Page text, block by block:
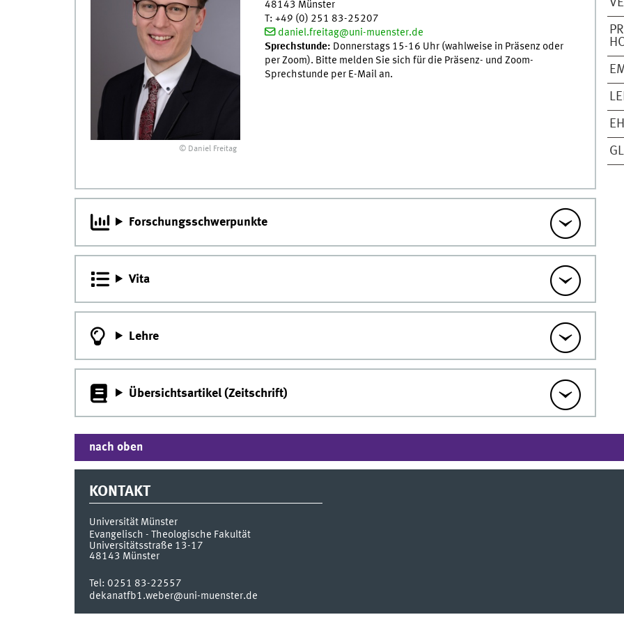
© Daniel Freitag
48143 Münster
T: +49 (0) 251 83-25207
daniel.freitag@uni-muenster.de
Sprechstunde: Donnerstags 15-16 Uhr (wahlweise in Präsenz oder
per Zoom). Bitte melden Sie sich für die Präsenz- und Zoom-
Sprechstunde per E-Mail an.
Forschungsschwerpunkte
Vita
Lehre
Übersichtsartikel (Zeitschrift)
nach oben
KONTAKT
Universität Münster
Evangelisch - Theologische Fakultät
Universitätsstraße 13-17
48143 Münster
Tel: 0251 83-22557
dekanatfb1.weber@uni-muenster.de